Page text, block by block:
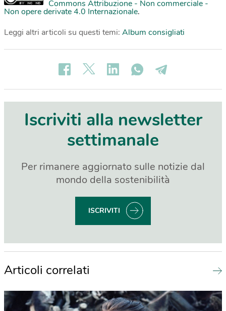
Commons Attribuzione - Non commerciale -
Non opere derivate 4.0 Internazionale.
Leggi altri articoli su questi temi: Album consigliati
Iscriviti alla newsletter
settimanale
Per rimanere aggiornato sulle notizie dal
mondo della sostenibilità
ISCRIVITI
Articoli correlati